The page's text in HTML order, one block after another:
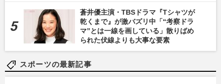
蒼井優主演・TBSドラマ『Tシャツが
乾くまで』が激バズリ中「“考察ドラ
マ”とは一線を画している」散りばめ
られた伏線よりも大事な要素
スポーツの最新記事